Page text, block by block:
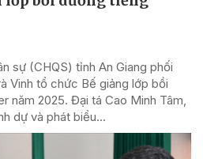
sự (CHQS) tỉnh An Giang phối
Vinh tổ chức Bế giảng lớp bồi
năm 2025. Đại tá Cao Minh Tâm,
dự và phát biểu...